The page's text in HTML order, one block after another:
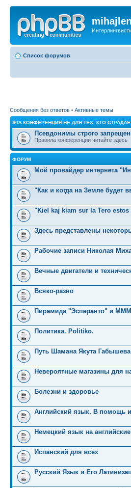
Список форумов
Сообщения без ответов • Активные темы
ЭТА КОНФЕРЕНЦИЯ НЕ ДЛЯ ТЕХ, КТО
Псевдонимы строго
Правила конференции читайте здесь
ФОРУМ
Мой провайдер интернета
"Как и когда на Земле будет
"Kiel kaj kiam sur la Tero
Здесь представлены
Рабочие записи Николая
Вечные двигатели и
Всяко-разно
Пирамида "Эсперанто" и
Политика. Politiko.
Путь Шамана Якута Габышева
Невероятные магазины для
Болезни и здоровье
Английский язык. В помощь
Немецкий язык на
Испанский для всех
Русский Язык и Его